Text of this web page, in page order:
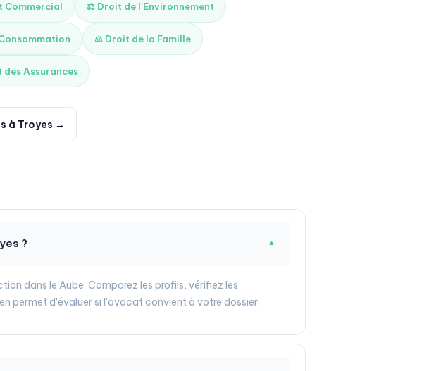
Commercial ⚖️ Droit de l'Environnement
⚖️ Droit de la Famille
Assurances
à Troyes →
? ▼
dans le Aube. Comparez les profils, vérifiez les
permet d'évaluer si l'avocat convient à votre dossier.